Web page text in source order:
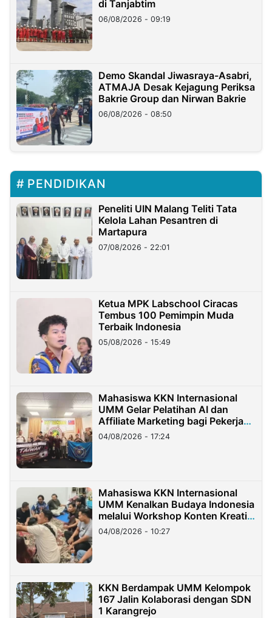
di Tanjabtim
06/08/2026 - 09:19
Demo Skandal Jiwasraya-Asabri,
ATMAJA Desak Kejagung Periksa
Bakrie Group dan Nirwan Bakrie
06/08/2026 - 08:50
PENDIDIKAN
Peneliti UIN Malang Teliti Tata
Kelola Lahan Pesantren di
Martapura
07/08/2026 - 22:01
Ketua MPK Labschool Ciracas
Tembus 100 Pemimpin Muda
Terbaik Indonesia
05/08/2026 - 15:49
Mahasiswa KKN Internasional
UMM Gelar Pelatihan AI dan
Affiliate Marketing bagi Pekerja
Migran Indonesia di Taiwan
04/08/2026 - 17:24
Mahasiswa KKN Internasional
UMM Kenalkan Budaya Indonesia
melalui Workshop Konten Kreatif
di Taiwan
04/08/2026 - 10:27
KKN Berdampak UMM Kelompok
167 Jalin Kolaborasi dengan SDN
1 Karangrejo